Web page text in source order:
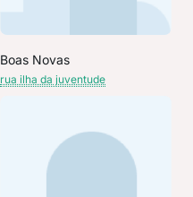
Boas Novas
rua ilha da juventude